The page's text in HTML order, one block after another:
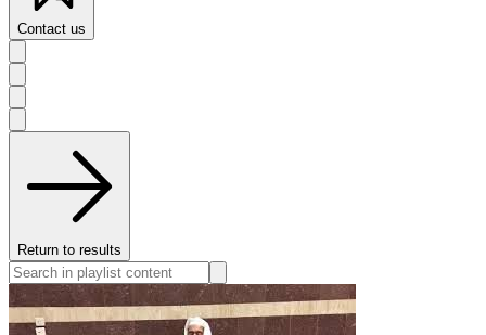
Contact us
Return to results